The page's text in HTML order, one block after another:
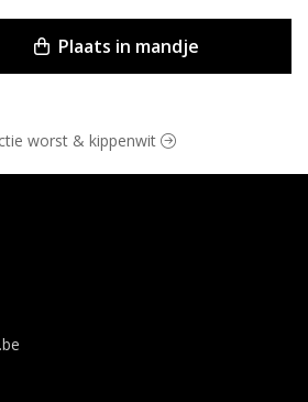
Plaats in mandje
worst & kippenwit